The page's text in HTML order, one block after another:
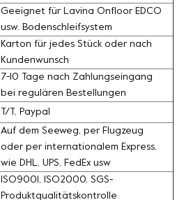
Geeignet für Lavina Onfloor EDCO
usw. Bodenschleifsystem
Karton für jedes Stück oder nach
Kundenwunsch
7-10 Tage nach Zahlungseingang
bei regulären Bestellungen
T/T, Paypal
Auf dem Seeweg, per Flugzeug
oder per internationalem Express,
wie DHL, UPS, FedEx usw
ISO9001, ISO2000, SGS-
Produktqualitätskontrolle